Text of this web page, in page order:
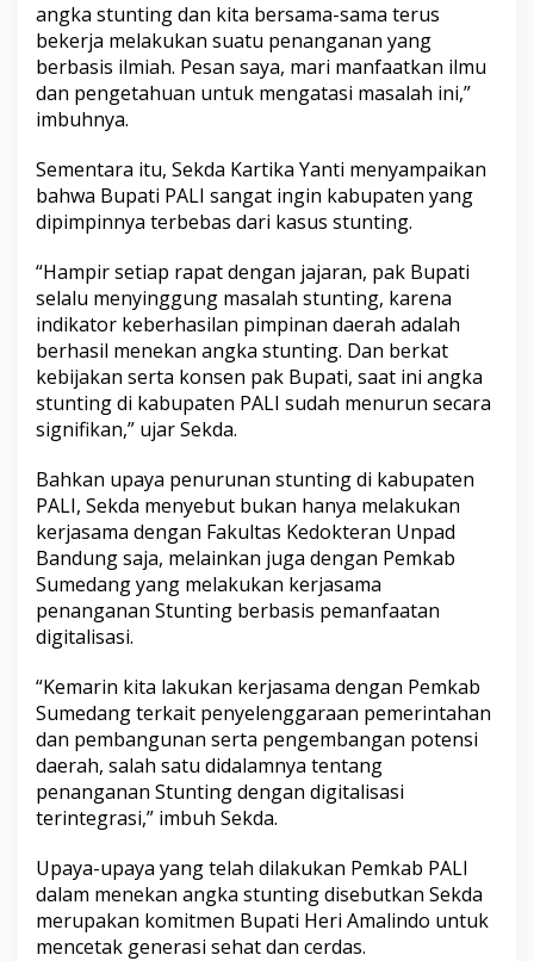
s
P
a
d
j
r
angka stunting dan kita bersama-sama terus
bekerja melakukan suatu penanganan yang
berbasis ilmiah. Pesan saya, mari manfaatkan ilmu
dan pengetahuan untuk mengatasi masalah ini,”
imbuhnya.
Sementara itu, Sekda Kartika Yanti menyampaikan
bahwa Bupati PALI sangat ingin kabupaten yang
dipimpinnya terbebas dari kasus stunting.
“Hampir setiap rapat dengan jajaran, pak Bupati
selalu menyinggung masalah stunting, karena
indikator keberhasilan pimpinan daerah adalah
berhasil menekan angka stunting. Dan berkat
kebijakan serta konsen pak Bupati, saat ini angka
stunting di kabupaten PALI sudah menurun secara
signifikan,” ujar Sekda.
Bahkan upaya penurunan stunting di kabupaten
PALI, Sekda menyebut bukan hanya melakukan
kerjasama dengan Fakultas Kedokteran Unpad
Bandung saja, melainkan juga dengan Pemkab
Sumedang yang melakukan kerjasama
penanganan Stunting berbasis pemanfaatan
digitalisasi.
“Kemarin kita lakukan kerjasama dengan Pemkab
Sumedang terkait penyelenggaraan pemerintahan
dan pembangunan serta pengembangan potensi
daerah, salah satu didalamnya tentang
penanganan Stunting dengan digitalisasi
terintegrasi,” imbuh Sekda.
Upaya-upaya yang telah dilakukan Pemkab PALI
dalam menekan angka stunting disebutkan Sekda
merupakan komitmen Bupati Heri Amalindo untuk
mencetak generasi sehat dan cerdas.